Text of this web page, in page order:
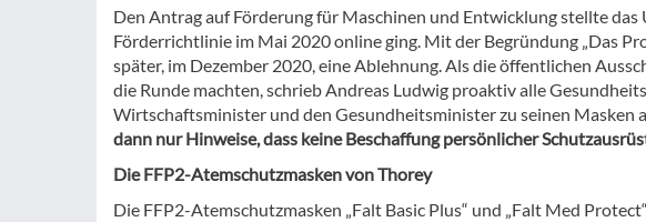
Den Antrag auf Förderung für Maschinen und Entwicklung stellte das
Förderrichtlinie im Mai 2020 online ging. Mit der Begründung „Das
später, im Dezember 2020, eine Ablehnung. Als die öffentlichen
die Runde machten, schrieb Andreas Ludwig proaktiv alle
Wirtschaftsminister und den Gesundheitsminister zu seinen Masken
dann nur Hinweise, dass keine Beschaffung persönlicher
Die FFP2-Atemschutzmasken von Thorey
Die FFP2-Atemschutzmasken „Falt Basic Plus“ und „Falt Med